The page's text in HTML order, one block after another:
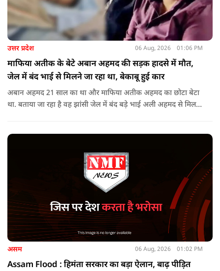
उत्तर प्रदेश 06 Aug, 2026 01:06 PM
माफिया अतीक के बेटे अबान अहमद की सड़क हादसे में मौत,
जेल में बंद भाई से मिलने जा रहा था, बेकाबू हुई कार
अबान अहमद 21 साल का था और माफिया अतीक अहमद का छोटा बेटा
था. बताया जा रहा है वह झांसी जेल में बंद बड़े भाई अली अहमद से मिलने
असम 06 Aug, 2026 01:02 PM
Assam Flood : हिमंता सरकार का बड़ा ऐलान, बाढ़ पीड़ित